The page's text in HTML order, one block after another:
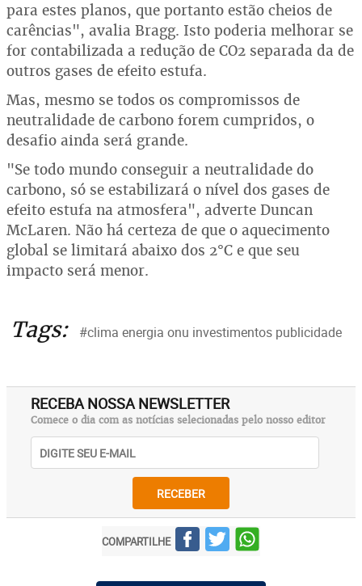
para estes planos, que portanto estão cheios de
carências", avalia Bragg. Isto poderia melhorar se
for contabilizada a redução de CO2 separada da de
outros gases de efeito estufa.
Mas, mesmo se todos os compromissos de
neutralidade de carbono forem cumpridos, o
desafio ainda será grande.
"Se todo mundo conseguir a neutralidade do
carbono, só se estabilizará o nível dos gases de
efeito estufa na atmosfera", adverte Duncan
McLaren. Não há certeza de que o aquecimento
global se limitará abaixo dos 2°C e que seu
impacto será menor.
Tags: #clima energia onu investimentos publicidade
RECEBA NOSSA NEWSLETTER
Comece o dia com as notícias selecionadas pelo nosso editor
RECEBER
COMPARTILHE